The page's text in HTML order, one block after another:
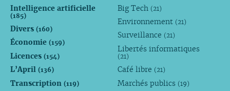
Intelligence artificielle
(185)
Divers (160)
Économie (159)
Licences (154)
L’April (136)
Transcription (119)
Big Tech (21)
Environnement (21)
Surveillance (21)
Libertés informatiques
(21)
Café libre (21)
Marchés publics (19)